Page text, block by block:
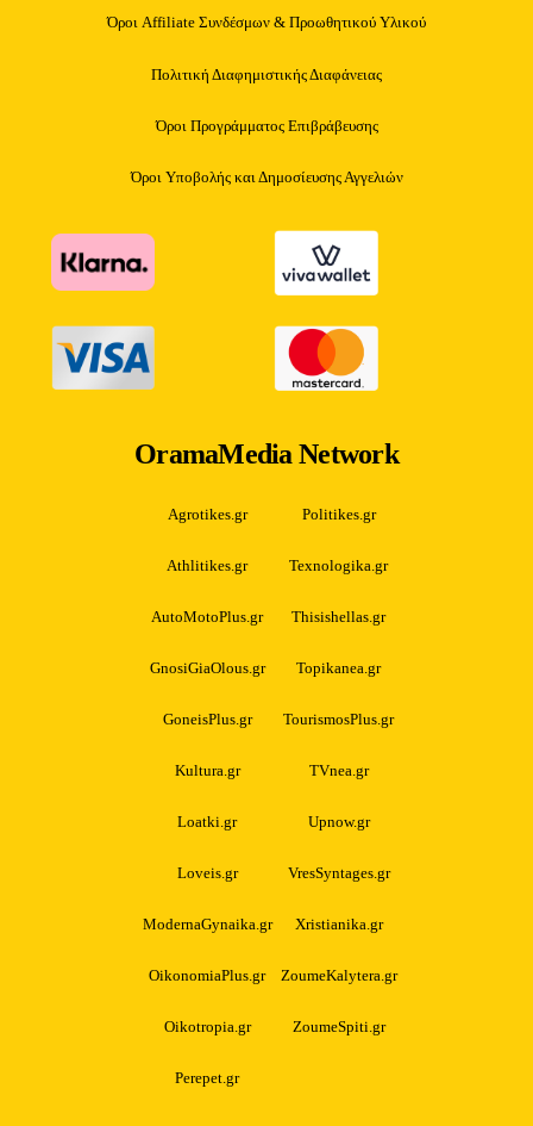
Όροι Affiliate Συνδέσμων & Προωθητικού Υλικού
Πολιτική Διαφημιστικής Διαφάνειας
Όροι Προγράμματος Επιβράβευσης
Όροι Υποβολής και Δημοσίευσης Αγγελιών
OramaMedia Network
Agrotikes.gr Politikes.gr
Athlitikes.gr Texnologika.gr
AutoMotoPlus.gr Thisishellas.gr
GnosiGiaOlous.gr Topikanea.gr
GoneisPlus.gr TourismosPlus.gr
Kultura.gr TVnea.gr
Loatki.gr Upnow.gr
Loveis.gr VresSyntages.gr
ModernaGynaika.gr Xristianika.gr
OikonomiaPlus.gr ZoumeKalytera.gr
Oikotropia.gr ZoumeSpiti.gr
Perepet.gr